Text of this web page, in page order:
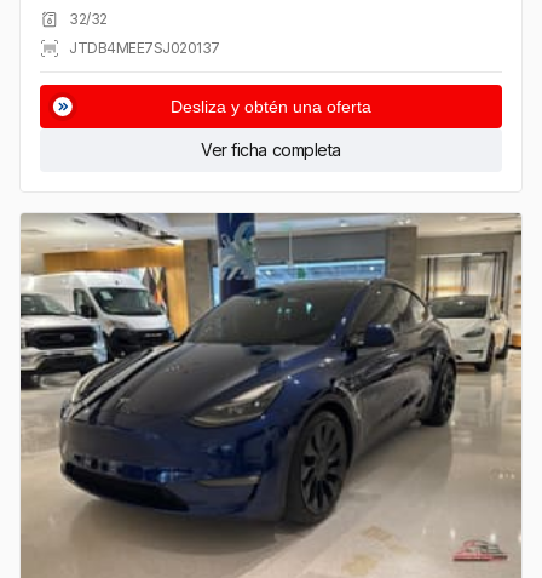
32/32
JTDB4MEE7SJ020137
Desliza y obtén una oferta
Ver ficha completa